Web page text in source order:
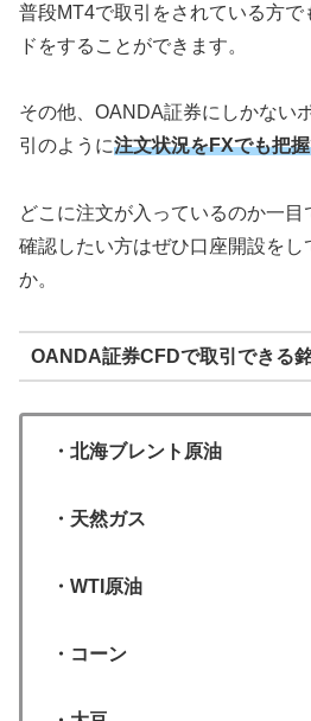
普段MT4で取引をされている方
ドをすることができます。
その他、OANDA証券にしかない
引のように注文状況をFXでも把
どこに注文が入っているのか一
確認したい方はぜひ口座開設をし
か。
OANDA証券CFDで取引できる
・北海ブレント原油
・天然ガス
・WTI原油
・コーン